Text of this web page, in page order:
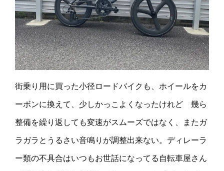
街乗り用に買った小径ロードバイクも、ホイールをカ
ーボンに換えて、少しかっこよくなったけれど 幾ら
整備を繰り返しても変速がスムーズではなく、またガ
ラガラとうるさい音鳴りが調整出来ない。ディレーラ
ー類の不具合はいつもお世話になってる自転車屋さん